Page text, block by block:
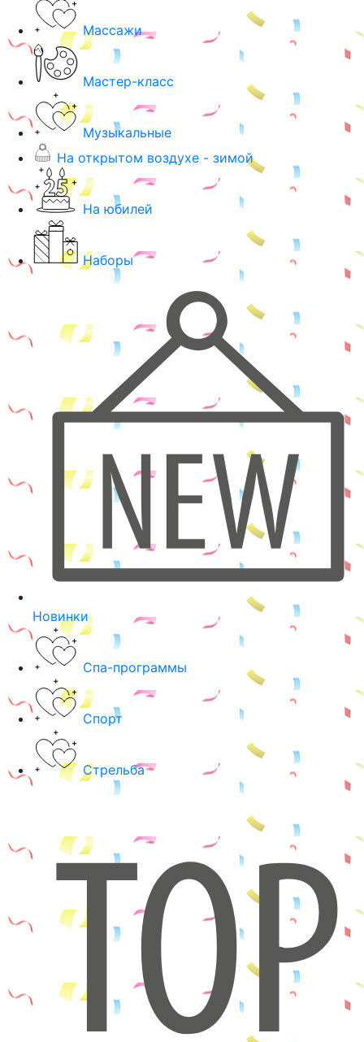
Массажи
Мастер-класс
Музыкальные
На открытом воздухе - зимой
На юбилей
Наборы
Новинки
Спа-программы
Спорт
Стрельба